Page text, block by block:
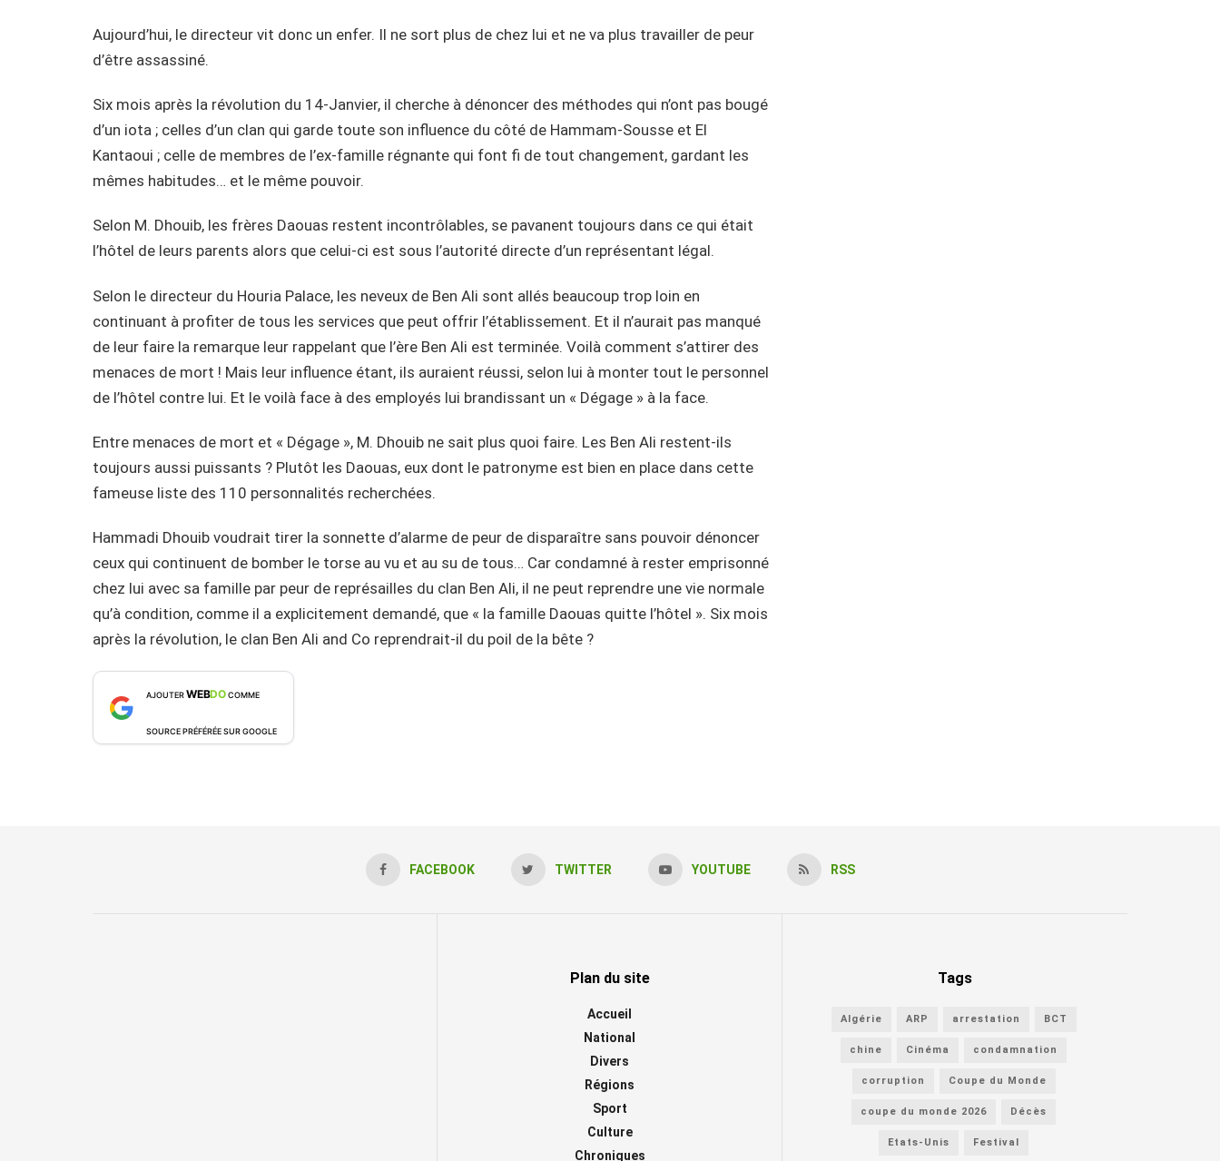
Aujourd’hui, le directeur vit donc un enfer. Il ne sort plus de chez lui et ne va plus travailler de peur
d’être assassiné.
Six mois après la révolution du 14-Janvier, il cherche à dénoncer des méthodes qui n’ont pas bougé
d’un iota ; celles d’un clan qui garde toute son influence du côté de Hammam-Sousse et El
Kantaoui ; celle de membres de l’ex-famille régnante qui font fi de tout changement, gardant les
mêmes habitudes… et le même pouvoir.
Selon M. Dhouib, les frères Daouas restent incontrôlables, se pavanent toujours dans ce qui était
l’hôtel de leurs parents alors que celui-ci est sous l’autorité directe d’un représentant légal.
Selon le directeur du Houria Palace, les neveux de Ben Ali sont allés beaucoup trop loin en
continuant à profiter de tous les services que peut offrir l’établissement. Et il n’aurait pas manqué
de leur faire la remarque leur rappelant que l’ère Ben Ali est terminée. Voilà comment s’attirer des
menaces de mort ! Mais leur influence étant, ils auraient réussi, selon lui à monter tout le personnel
de l’hôtel contre lui. Et le voilà face à des employés lui brandissant un « Dégage » à la face.
Entre menaces de mort et « Dégage », M. Dhouib ne sait plus quoi faire. Les Ben Ali restent-ils
toujours aussi puissants ? Plutôt les Daouas, eux dont le patronyme est bien en place dans cette
fameuse liste des 110 personnalités recherchées.
Hammadi Dhouib voudrait tirer la sonnette d’alarme de peur de disparaître sans pouvoir dénoncer
ceux qui continuent de bomber le torse au vu et au su de tous… Car condamné à rester emprisonné
chez lui avec sa famille par peur de représailles du clan Ben Ali, il ne peut reprendre une vie normale
qu’à condition, comme il a explicitement demandé, que « la famille Daouas quitte l’hôtel ». Six mois
après la révolution, le clan Ben Ali and Co reprendrait-il du poil de la bête ?
AJOUTERWEBDOCOMME
SOURCE PRÉFÉRÉE SUR GOOGLE
FACEBOOK TWITTER YOUTUBE RSS
Plan du site
Accueil
National
Divers
Régions
Sport
Culture
Chroniques
Tags
Algérie ARP arrestation BCT
chine Cinéma condamnation
corruption Coupe du Monde
coupe du monde 2026 Décès
Etats-Unis Festival